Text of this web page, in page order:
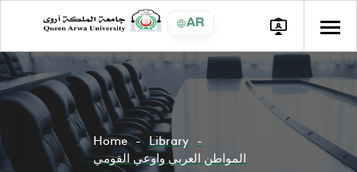
AR
Home
Library
المواطن العربي واوعي القومي